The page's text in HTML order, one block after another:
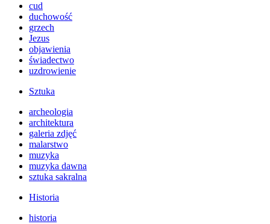
cud
duchowość
grzech
Jezus
objawienia
świadectwo
uzdrowienie
Sztuka
archeologia
architektura
galeria zdjęć
malarstwo
muzyka
muzyka dawna
sztuka sakralna
Historia
historia